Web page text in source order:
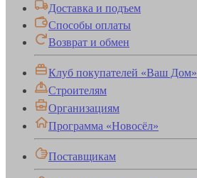
Доставка и подъем
Способы оплаты
Возврат и обмен
Клуб покупателей «Ваш Дом»
Строителям
Организациям
Программа «Новосёл»
Поставщикам